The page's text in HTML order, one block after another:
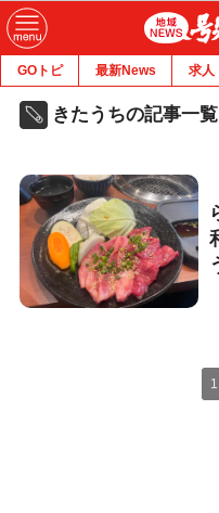
GOトピ 最新News 求人
きたうちの記事一覧